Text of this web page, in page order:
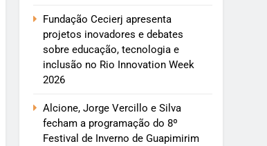
Fundação Cecierj apresenta
projetos inovadores e debates
sobre educação, tecnologia e
inclusão no Rio Innovation Week
2026
Alcione, Jorge Vercillo e Silva
fecham a programação do 8º
Festival de Inverno de Guapimirim